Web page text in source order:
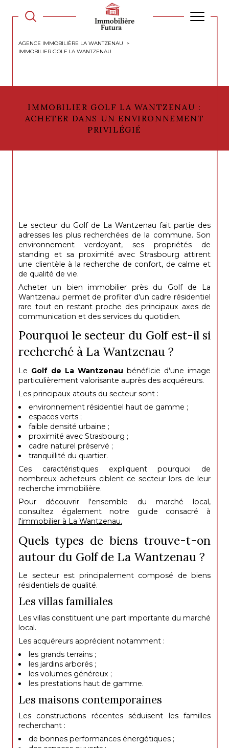
AGENCE IMMOBILIÈRE LA WANTZENAU
IMMOBILIER GOLF LA WANTZENAU
IMMOBILIER GOLF LA WANTZENAU :
ACHETER DANS UN ENVIRONNEMENT
PRIVILÉGIÉ
Le secteur du Golf de La Wantzenau fait partie des
adresses les plus recherchées de la commune. Son
environnement verdoyant, ses propriétés de
standing et sa proximité avec Strasbourg attirent
une clientèle à la recherche de confort, de calme et
de qualité de vie.
Acheter un bien immobilier près du Golf de La
Wantzenau permet de profiter d'un cadre résidentiel
rare tout en restant proche des principaux axes de
communication et des services du quotidien.
Pourquoi le secteur du Golf est-il si
recherché à La Wantzenau ?
Le Golf de La Wantzenau bénéficie d'une image
particulièrement valorisante auprès des acquéreurs.
Les principaux atouts du secteur sont :
environnement résidentiel haut de gamme ;
espaces verts ;
faible densité urbaine ;
proximité avec Strasbourg ;
cadre naturel préservé ;
tranquillité du quartier.
Ces caractéristiques expliquent pourquoi de
nombreux acheteurs ciblent ce secteur lors de leur
recherche immobilière.
Pour découvrir l'ensemble du marché local,
consultez également notre guide consacré à
l'immobilier à La Wantzenau.
Quels types de biens trouve-t-on
autour du Golf de La Wantzenau ?
Le secteur est principalement composé de biens
résidentiels de qualité.
Les villas familiales
Les villas constituent une part importante du marché
local.
Les acquéreurs apprécient notamment :
les grands terrains ;
les jardins arborés ;
les volumes généreux ;
les prestations haut de gamme.
Les maisons contemporaines
Les constructions récentes séduisent les familles
recherchant :
de bonnes performances énergétiques ;